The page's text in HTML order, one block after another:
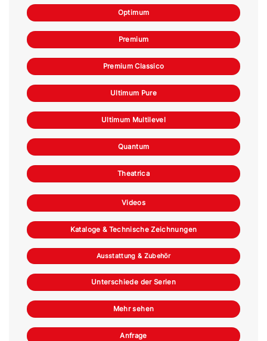
Optimum
Premium
Premium Classico
Ultimum Pure
Ultimum Multilevel
Quantum
Theatrica
Videos
Kataloge & Technische Zeichnungen
Ausstattung & Zubehör
Unterschiede der Serien
Mehr sehen
Anfrage